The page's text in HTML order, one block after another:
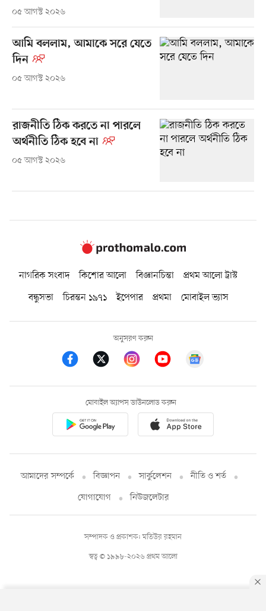
০৫ আগস্ট ২০২৬
আমি বললাম, আমাকে সরে যেতে
দিন
০৫ আগস্ট ২০২৬
রাজনীতি ঠিক করতে না পারলে
অর্থনীতি ঠিক হবে না
০৫ আগস্ট ২০২৬
নাগরিক সংবাদ কিশোর আলো বিজ্ঞানচিন্তা
প্রথম আলো ট্রাস্ট
বন্ধুসভা
চিরন্তন ১৯৭১ ইপেপার প্রথমা মোবাইল ভ্যাস
অনুসরণ করুন
মোবাইল অ্যাপস ডাউনলোড করুন
আমাদের সম্পর্কে বিজ্ঞাপন সার্কুলেশন
নীতি ও শর্ত
যোগাযোগ
নিউজলেটার
স্বত্ব © ১৯৯৮-২০২৬ প্রথম আলো
সম্পাদক ও প্রকাশক: মতিউর রহমান